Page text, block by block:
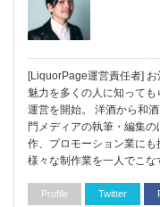
[LiquorPage運営責任者]
魅力を多くの人に知って
運営を開始。 洋酒から和
門メディアの執筆・編集
作、プロモーション業に
様々な制作業を一人でこ
Profile Twitter